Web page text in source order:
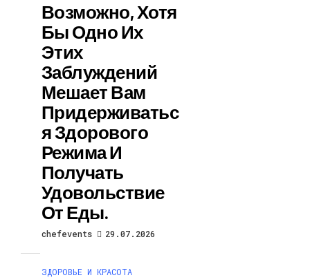
Возможно, Хотя
Бы Одно Их
Этих
Заблуждений
Мешает Вам
Придерживатьс
Я Здорового
Режима И
Получать
Удовольствие
От Еды.
chefevents 29.07.2026
ЗДОРОВЬЕ И КРАСОТА